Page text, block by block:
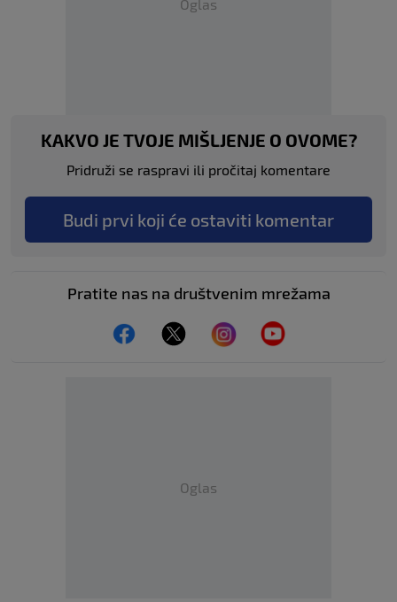
Oglas
KAKVO JE TVOJE MIŠLJENJE O OVOME?
Pridruži se raspravi ili pročitaj komentare
Budi prvi koji će ostaviti komentar
Pratite nas na društvenim mrežama
Oglas